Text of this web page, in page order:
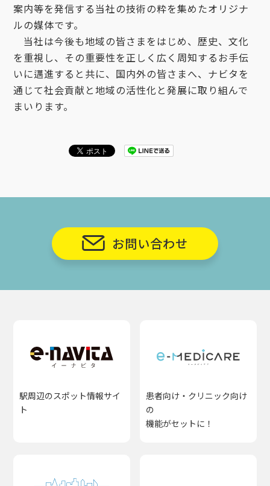
案内等を発信する当社の技術の粋を集めたオリジナ
ルの媒体です。
当社は今後も地域の皆さまをはじめ、歴史、文化
を重視し、その重要性を正しく広く周知するお手伝
いに邁進すると共に、国内外の皆さまへ、ナビタを
通じて社会貢献と地域の活性化と発展に取り組んで
まいります。
お問い合わせ
駅周辺のスポット情報サイ
ト
患者向け・クリニック向け
の
機能がセットに！